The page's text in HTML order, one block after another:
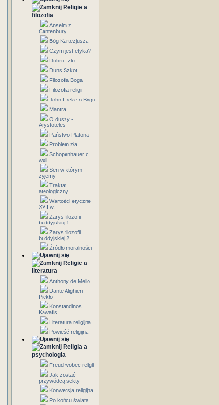
Religie a
filozofia
Anselm z
Cantenbury
Bóg Kartezjusza
Czym jest etyka?
Dobro i zlo
Duns Szkot
Filozofia Boga
Filozofia religii
John Locke o Bogu
Mantra
O duszy -
Arystoteles
Państwo Platona
Problem zła
Schopenhauer o
woli
Sen w którym
żyjemy
Traktat
ateologiczny
Wartości etyczne
XVII w.
Zarys filozofii
buddyjskiej 1
Zarys filozofii
buddyjskiej 2
Źródło moralności
Religie a
literatura
Anthony de Mello
Dante Alighieri -
Piekło
Konstandinos
Kawafis
Literatura religijna
Powieść religijna
Religia a
psychologia
Freud wobec religii
Jak zostać
przywódcą sekty
Konwersja religijna
Po końcu świata